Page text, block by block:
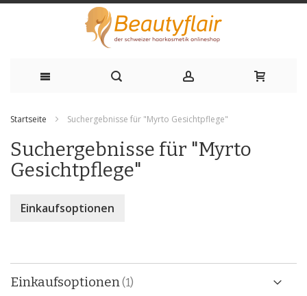
springen
Startseite Suchergebnisse für "Myrto Gesichtpflege"
Suchergebnisse für "Myrto
Gesichtpflege"
Einkaufsoptionen
Einkaufsoptionen